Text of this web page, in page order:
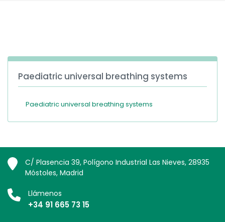
Paediatric universal breathing systems
Paediatric universal breathing systems
C/ Plasencia 39, Polígono Industrial Las Nieves, 28935
Móstoles, Madrid
Llámenos
+34 91 665 73 15